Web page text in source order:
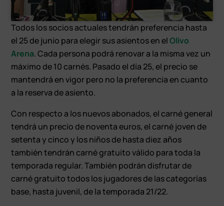
Todos los socios actuales tendrán preferencia hasta
el 25 de junio para elegir sus asientos en elOlivo
Arena. Cada persona podrá renovar a la misma vez un
máximo de 10 carnés. Pasado el día 25, el precio se
mantendrá en vigor pero no la preferencia en cuanto
a la reserva de asiento.
Con respecto a los nuevos abonados, el carné general
tendrá un precio de noventa euros, el carné joven de
setenta y cinco y los niños de hasta diez años
también tendrán carné gratuito válido para toda la
temporada regular. También podrán disfrutar de
carné gratuito todos los jugadores de las categorías
base, hasta juvenil, de la temporada 21/22.